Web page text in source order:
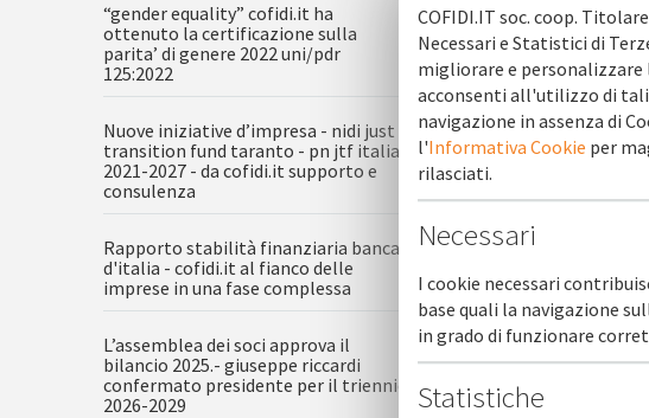
Buon Natale
“gender equality” cofidi.it ha
ottenuto la certificazione sulla
parita’ di genere 2022 uni/pdr
125:2022
Nuove iniziative d’impresa - nidi just
transition fund taranto - pn jtf italia
2021-2027 - da cofidi.it supporto e
consulenza
Rapporto stabilità finanziaria banca
d'italia - cofidi.it al fianco delle
imprese in una fase complessa
L’assemblea dei soci approva il
bilancio 2025.- giuseppe riccardi
confermato presidente per il triennio
2026-2029
COFIDI.IT soc. coop.
Necessari e Statistici di
migliorare e personalizzare
acconsenti all'utilizzo di tali
navigazione in assenza di
l'Informativa Cookie per
rilasciati.
Necessari
I cookie necessari
base quali la navigazione
in grado di funzionare
Statistiche